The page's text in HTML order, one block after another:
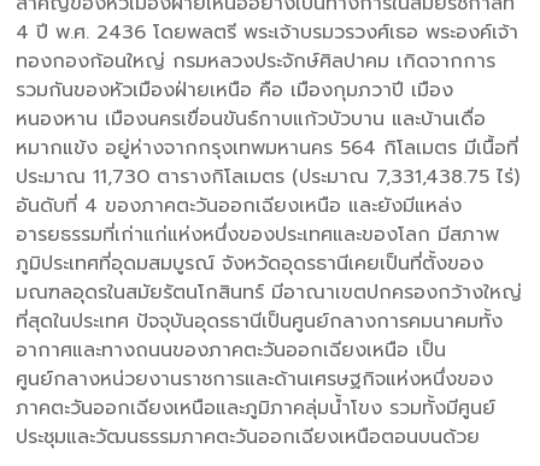
4 ปี พ.ศ. 2436 โดยพลตรี พระเจ้าบรมวรวงศ์เธอ พระองค์เจ้า
ทองกองก้อนใหญ่ กรมหลวงประจักษ์ศิลปาคม เกิดจากการ
รวมกันของหัวเมืองฝ่ายเหนือ คือ เมืองกุมภวาปี เมือง
หนองหาน เมืองนครเขื่อนขันธ์กาบแก้วบัวบาน และบ้านเดื่อ
หมากแข้ง อยู่ห่างจากกรุงเทพมหานคร 564 กิโลเมตร มีเนื้อที่
ประมาณ 11,730 ตารางกิโลเมตร (ประมาณ 7,331,438.75 ไร่)
อันดับที่ 4 ของภาคตะวันออกเฉียงเหนือ และยังมีแหล่ง
อารยธรรมที่เก่าแก่แห่งหนึ่งของประเทศและของโลก มีสภาพ
ภูมิประเทศที่อุดมสมบูรณ์ จังหวัดอุดรธานีเคยเป็นที่ตั้งของ
มณฑลอุดรในสมัยรัตนโกสินทร์ มีอาณาเขตปกครองกว้างใหญ่
ที่สุดในประเทศ ปัจจุบันอุดรธานีเป็นศูนย์กลางการคมนาคมทั้ง
อากาศและทางถนนของภาคตะวันออกเฉียงเหนือ เป็น
ศูนย์กลางหน่วยงานราชการและด้านเศรษฐกิจแห่งหนึ่งของ
ภาคตะวันออกเฉียงเหนือและภูมิภาคลุ่มน้ำโขง รวมทั้งมีศูนย์
ประชุมและวัฒนธรรมภาคตะวันออกเฉียงเหนือตอนบนด้วย